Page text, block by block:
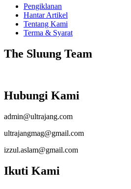
Pengiklanan
Hantar Artikel
Tentang Kami
Terma & Syarat
The Sluung Team
Hubungi Kami
admin@ultrajang.com
ultrajangmag@gmail.com
izzul.aslam@gmail.com
Ikuti Kami